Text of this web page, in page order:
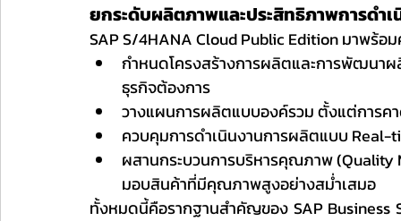
ยกระดับผลิตภาพและประสิทธิภาพการดำเ
SAP S/4HANA Cloud Public Edition มาพร้อ
กำหนดโครงสร้างการผลิตและการพัฒนา
ธุรกิจต้องการ
วางแผนการผลิตแบบองค์รวม ตั้งแต่การค
ควบคุมการดำเนินงานการผลิตแบบ Real-
ผสานกระบวนการบริหารคุณภาพ (Quality
มอบสินค้าที่มีคุณภาพสูงอย่างสม่ำเสมอ
ทั้งหมดนี้คือรากฐานสำคัญของ SAP